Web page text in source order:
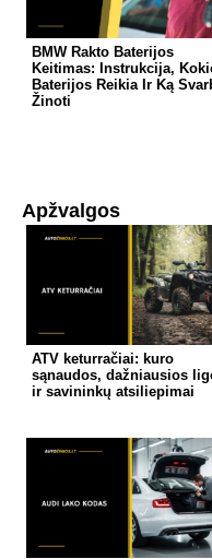
BMW Rakto Baterijos
Keitimas: Instrukcija,
Baterijos Reikia Ir Ką
Žinoti
Apžvalgos
ATV keturračiai: kuro
sąnaudos, dažniausios
ir savininkų atsiliepimai